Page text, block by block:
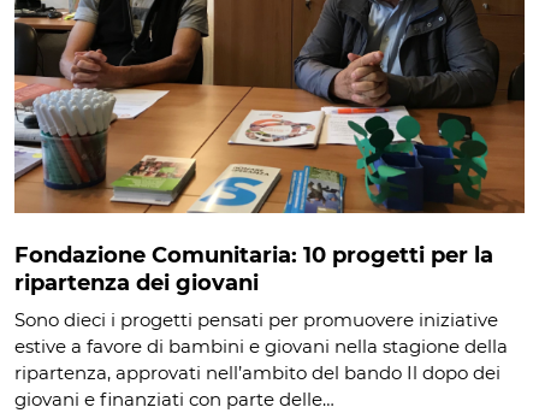
Fondazione Comunitaria: 10 progetti per la
ripartenza dei giovani
Sono dieci i progetti pensati per promuovere iniziative
estive a favore di bambini e giovani nella stagione della
ripartenza, approvati nell’ambito del bando Il dopo dei
giovani e finanziati con parte delle…